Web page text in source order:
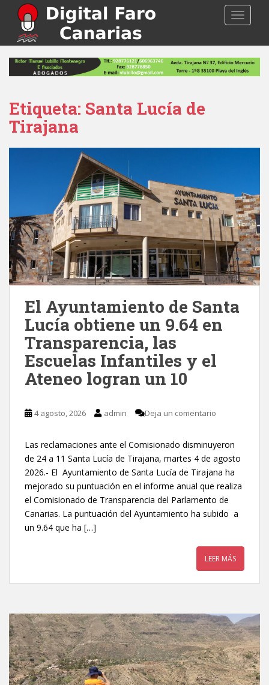
p
Etiqueta: Santa Lucía de
Tirajana
El Ayuntamiento de Santa
Lucía obtiene un 9.64 en
Transparencia, las
Escuelas Infantiles y el
Ateneo logran un 10
4 agosto, 2026 admin Deja un comentario
Las reclamaciones ante el Comisionado disminuyeron
de 24 a 11 Santa Lucía de Tirajana, martes 4 de agosto
2026.- El Ayuntamiento de Santa Lucía de Tirajana ha
mejorado su puntuación en el informe anual que realiza
el Comisionado de Transparencia del Parlamento de
Canarias. La puntuación del Ayuntamiento ha subido a
un 9.64 que ha […]
LEER MÁS